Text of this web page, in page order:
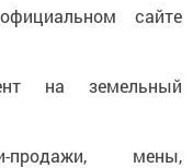
сайте
на земельный
продажи, мены,